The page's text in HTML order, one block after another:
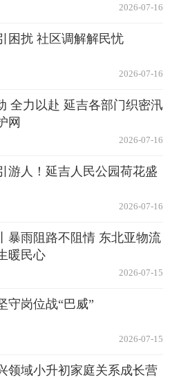
2026-07-16
困扰 社区调解解民忧
2026-07-16
全力以赴 延吉各部门织密汛
网
2026-07-16
游人！延吉人民公园荷花盛
2026-07-16
暴雨阻路不阻情 东北亚物流
暖民心
2026-07-15
守岗位战“巴威”
2026-07-15
领域小升初家庭关系成长营